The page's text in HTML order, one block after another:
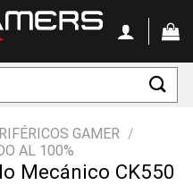
GAMER /
AL 100%
Mecánico CK550